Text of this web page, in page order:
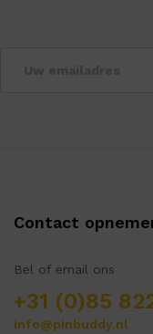
Contact
Bel of email ons
+31 (0)85
info@pinbuddy.nl